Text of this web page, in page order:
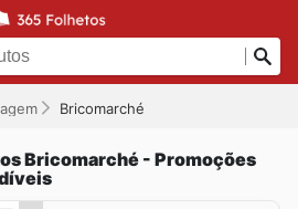
Bricomarché
Bricomarché - Promoções